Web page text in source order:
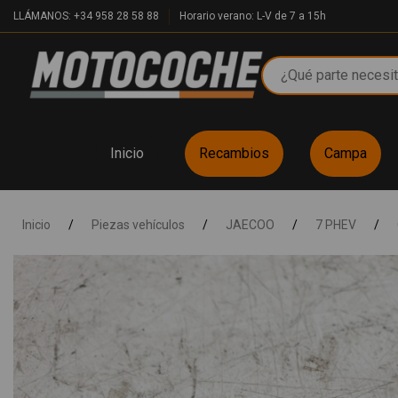
LLÁMANOS: +34 958 28 58 88 Horario verano: L-V de 7 a 15h
Inicio Recambios Campa
Inicio / Piezas vehículos / JAECOO / 7 PHEV /